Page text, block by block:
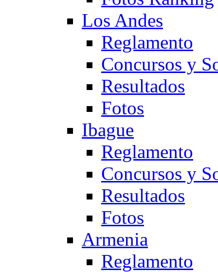
Los Andes
Reglamento
Concursos y
Resultados
Fotos
Ibague
Reglamento
Concursos y
Resultados
Fotos
Armenia
Reglamento